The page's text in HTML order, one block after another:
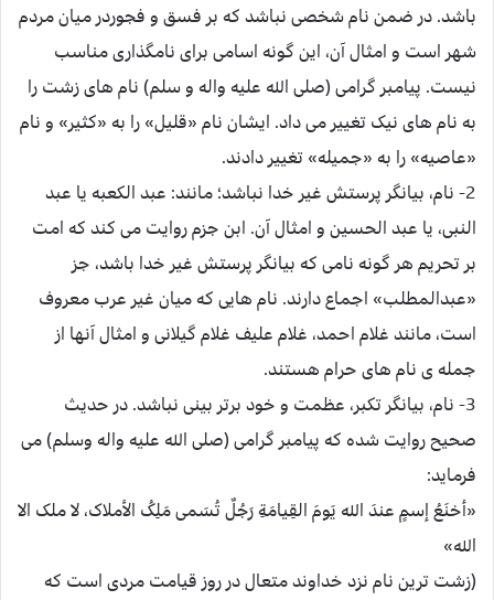
باشد. در ضمن نام شخصی نباشد که بر فسق و فجوردر میان مردم
شهر است و امثال آن، این گونه اسامی برای نامگذاری مناسب
نیست. پیامبر گرامی (صلی الله علیه واله و سلم) نام های زشت را
به نام های نیک تغییر می داد. ایشان نام «قلیل» را به «کثیر» و نام
«عاصیه» را به «جمیله» تغییر دادند.
2- نام، بیانگر پرستش غیر خدا نباشد؛ مانند: عبد الکعبه یا عبد
النبی، یا عبد الحسین و امثال آن. ابن جزم روایت می کند که امت
بر تحریم هر گونه نامی که بیانگر پرستش غیر خدا باشد، جز
«عبدالمطلب» اجماع دارند. نام هایی که میان غیر عرب معروف
است، مانند غلام احمد، غلام علیف غلام گیلانی و امثال آنها از
جمله ی نام های حرام هستند.
3- نام، بیانگر تکبر، عظمت و خود برتر بینی نباشد. در حدیث
صحیح روایت شده که پیامبر گرامی (صلی الله علیه واله وسلم) می
فرماید:
«أخنَعُ إسمٍ عندَ الله یَومَ القِیامَةِ رَجُلٌ تُسَمی مَلِکُ الأملاک، لا ملک الا
الله»
(زشت ترین نام نزد خداوند متعال در روز قیامت مردی است که